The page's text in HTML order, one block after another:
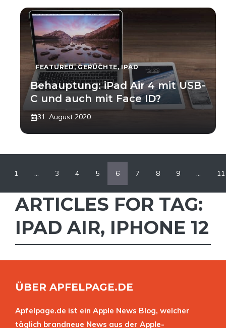
FEATURED,GERÜCHTE,IPAD
Behauptung: iPad Air 4 mit USB-
C und auch mit Face ID?
31. August 2020
1 … 3 4 5 6 7 8 9 … 11
ARTICLES FOR TAG:
IPAD AIR, IPHONE 12
ÜBER APFELPAGE.DE
Apfelpage.de ist ein Apple News Blog, welcher
täglich brandneue News aus der Apple-